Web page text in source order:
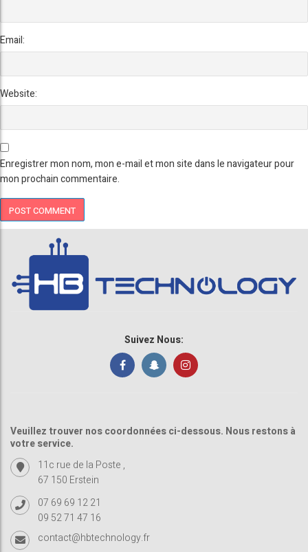
Email:
Website:
Enregistrer mon nom, mon e-mail et mon site dans le navigateur pour
mon prochain commentaire.
Suivez Nous:
Veuillez trouver nos coordonnées ci-dessous. Nous restons à
votre service.
11c rue de la Poste ,
67 150 Erstein
07 69 69 12 21
09 52 71 47 16
contact@hbtechnology.fr